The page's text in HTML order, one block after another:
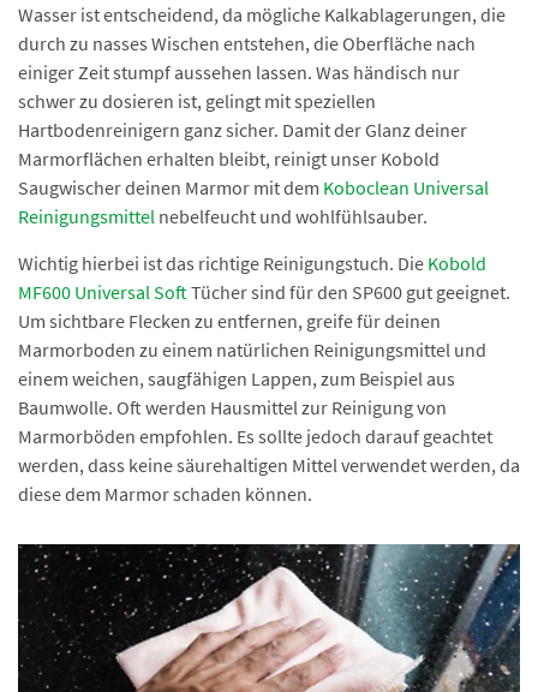
Wasser ist entscheidend, da mögliche Kalkablagerungen, die
durch zu nasses Wischen entstehen, die Oberfläche nach
einiger Zeit stumpf aussehen lassen. Was händisch nur
schwer zu dosieren ist, gelingt mit speziellen
Hartbodenreinigern ganz sicher. Damit der Glanz deiner
Marmorflächen erhalten bleibt, reinigt unser Kobold
Saugwischer deinen Marmor mit dem Koboclean Universal
Reinigungsmittel nebelfeucht und wohlfühlsauber.
Wichtig hierbei ist das richtige Reinigungstuch. Die Kobold
MF600 Universal Soft Tücher sind für den SP600 gut geeignet.
Um sichtbare Flecken zu entfernen, greife für deinen
Marmorboden zu einem natürlichen Reinigungsmittel und
einem weichen, saugfähigen Lappen, zum Beispiel aus
Baumwolle. Oft werden Hausmittel zur Reinigung von
Marmorböden empfohlen. Es sollte jedoch darauf geachtet
werden, dass keine säurehaltigen Mittel verwendet werden, da
diese dem Marmor schaden können.